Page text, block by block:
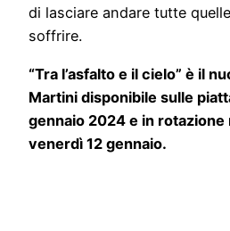
di lasciare andare tutte
soffrire.
“Tra l’asfalto e il cielo” è il
Martini disponibile sulle
gennaio 2024 e in rotazione
venerdì 12 gennaio.